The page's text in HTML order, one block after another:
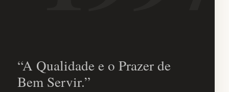
“A Qualidade e o Prazer de
Bem Servir.”